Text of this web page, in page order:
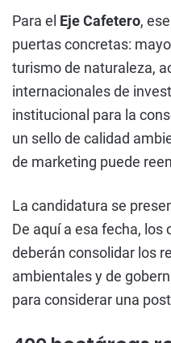
Para el Eje Cafetero,
puertas concretas:
turismo de naturaleza,
internacionales de
institucional para la
un sello de calidad
de marketing puede
La candidatura se
De aquí a esa fecha,
deberán consolidar los
ambientales y de
para considerar una